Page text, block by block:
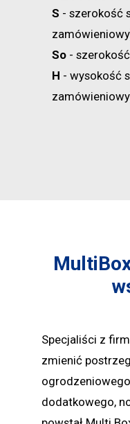
S - szerokość
So -
H - wysokość
Specjaliści z
zmienić
dodatkowego,